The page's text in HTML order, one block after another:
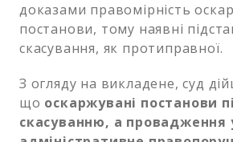
доказами правомірність
постанови, тому наявні
скасування, як протиправної.
З огляду на викладене, суд
що оскаржувані постанови
скасуванню, а провадження